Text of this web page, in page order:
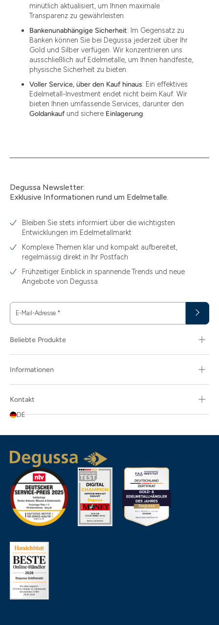
minütlich aktualisiert, um Ihnen maximale
Transparenz zu gewährleisten.
Bankenunabhängige Sicherheit: Im Gegensatz zu
Banken können Sie bei Degussa jederzeit über Ihr
Gold und Silber verfügen. Wir konzentrieren uns
ausschließlich auf Edelmetalle, um Ihnen handfeste,
physische Sicherheit zu bieten.
Voller Service, über den Kauf hinaus: Ein effektives
Edelmetall-Investment endet nicht beim Kauf. Wir
bieten Ihnen umfassende Services, darunter den
Goldankauf und sichere Einlagerung.
Degussa Newsletter:
Exklusive Informationen rund um Edelmetalle.
Bleiben Sie stets informiert über die wichtigsten
Entwicklungen im Edelmetallmarkt
Komplexe Themen klar und kompakt aufbereitet,
regelmässig direkt in Ihr Postfach
Frühzeitiger Einblick in spannende Trends und neue
Angebote von Degussa
E-Mail-Adresse *
Beliebte Produkte
Informationen
Kontakt
DE